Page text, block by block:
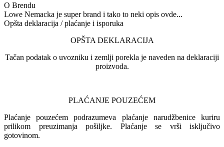
O Brendu
Lowe Nemacka je super brand i tako to neki opis ovde...
Opšta deklaracija / plaćanje i isporuka
OPŠTA DEKLARACIJA
Tačan podatak o uvozniku i zemlji porekla je naveden na deklaraciji
proizvoda.
PLAĆANJE POUZEĆEM
Plaćanje pouzećem podrazumeva plaćanje narudžbenice kuriru
prilikom preuzimanja pošiljke. Plaćanje se vrši isključivo
gotovinom.